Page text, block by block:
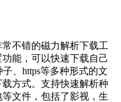
常不错的磁力解析下载工
能，可以快速下载自己
、https等多种形式的文
方式。支持快速解析种
文件，包括了影视，生